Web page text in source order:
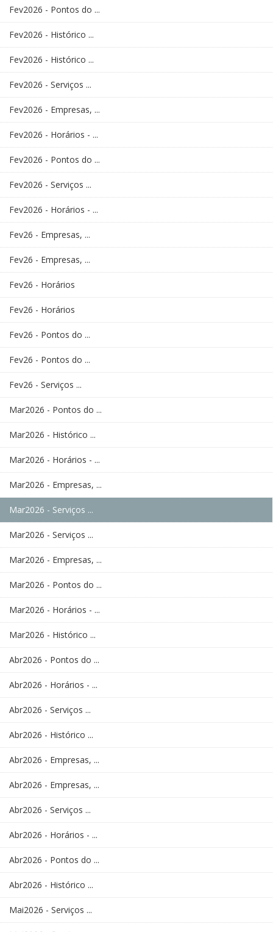
Fev2026 - Pontos do ...
Fev2026 - Histórico ...
Fev2026 - Histórico ...
Fev2026 - Serviços ...
Fev2026 - Empresas, ...
Fev2026 - Horários - ...
Fev2026 - Pontos do ...
Fev2026 - Serviços ...
Fev2026 - Horários - ...
Fev26 - Empresas, ...
Fev26 - Empresas, ...
Fev26 - Horários
Fev26 - Horários
Fev26 - Pontos do ...
Fev26 - Pontos do ...
Fev26 - Serviços ...
Mar2026 - Pontos do ...
Mar2026 - Histórico ...
Mar2026 - Horários - ...
Mar2026 - Empresas, ...
Mar2026 - Serviços ...
Mar2026 - Serviços ...
Mar2026 - Empresas, ...
Mar2026 - Pontos do ...
Mar2026 - Horários - ...
Mar2026 - Histórico ...
Abr2026 - Pontos do ...
Abr2026 - Horários - ...
Abr2026 - Serviços ...
Abr2026 - Histórico ...
Abr2026 - Empresas, ...
Abr2026 - Empresas, ...
Abr2026 - Serviços ...
Abr2026 - Horários - ...
Abr2026 - Pontos do ...
Abr2026 - Histórico ...
Mai2026 - Serviços ...